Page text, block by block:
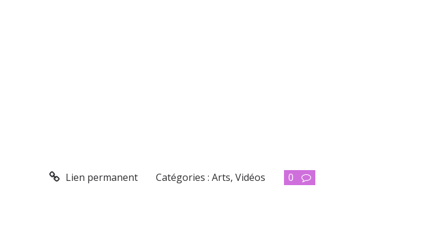
Lien permanent Catégories :Arts,Vidéos 0